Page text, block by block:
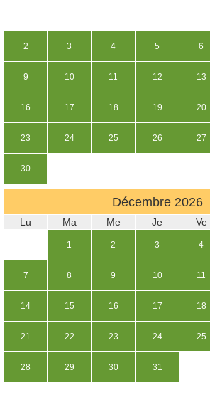
2 3 4 5 6
9 10 11 12 13
16 17 18 19 20
23 24 25 26 27
30
Décembre 2026
Lu Ma Me Je Ve
1 2 3 4
7 8 9 10 11
14 15 16 17 18
21 22 23 24 25
28 29 30 31